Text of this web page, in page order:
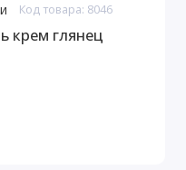
Код товара: 8046
крем глянец